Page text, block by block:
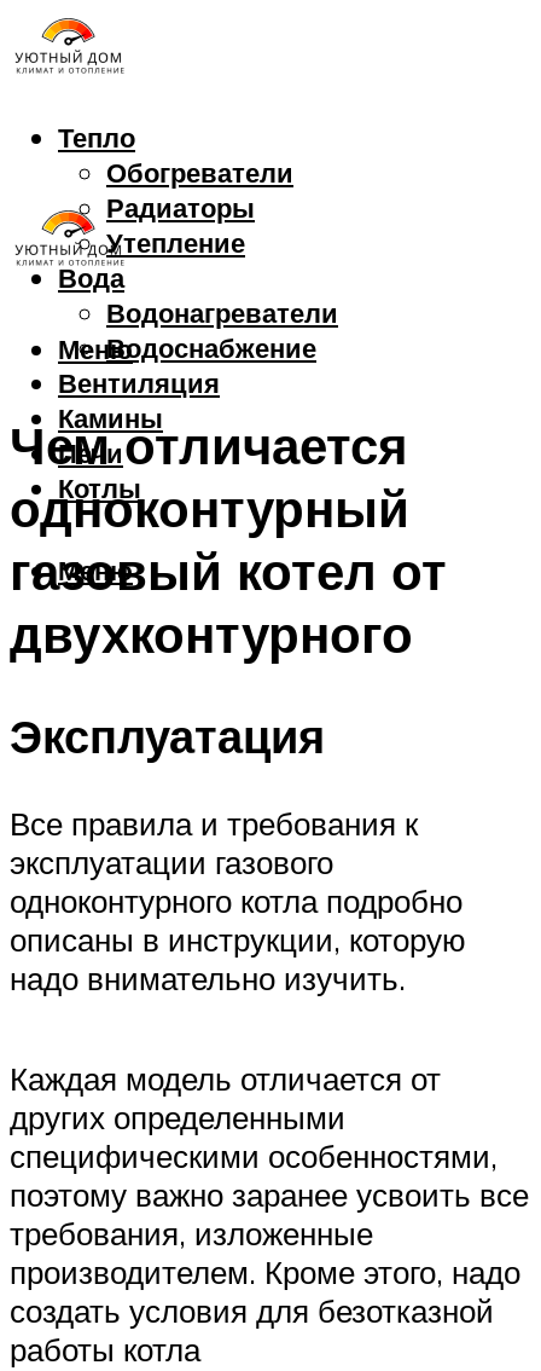
Тепло
Обогреватели
Радиаторы
Утепление
Вода
Водонагреватели
Водоснабжение
Вентиляция
Камины
Печи
Котлы
Меню
Меню
Чем отличается
одноконтурный
газовый котел от
двухконтурного
Эксплуатация
Все правила и требования к
эксплуатации газового
одноконтурного котла подробно
описаны в инструкции, которую
надо внимательно изучить.
Каждая модель отличается от
других определенными
специфическими особенностями,
поэтому важно заранее усвоить все
требования, изложенные
производителем. Кроме этого, надо
создать условия для безотказной
работы котла